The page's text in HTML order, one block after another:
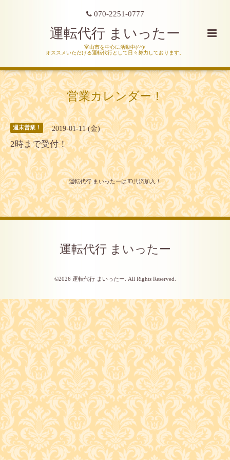
070-2251-0777
運転代行 まいったー
富山市を中心に活動中(^^)/
オススメいただける運転代行として日々努力しております。
営業カレンダー！
週末営業！ 2019-01-11 (金)
2時まで受付！
運転代行 まいったーはJD共済加入！
運転代行 まいったー
©2026 運転代行 まいったー . All Rights Reserved.